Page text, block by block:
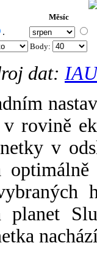
Měsíc
.
Body:
dat:
v rovině
v
planet